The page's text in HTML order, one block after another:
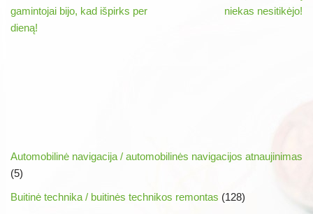
gamintojai bijo, kad išpirks per
dieną!
niekas nesitikėjo!
Automobilinė navigacija / automobilinės navigacijos atnaujinimas
(5)
Buitinė technika / buitinės technikos remontas (128)